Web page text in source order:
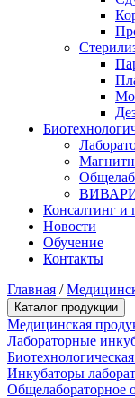
Консалтинг и
Новости
Обучение
Контакты
Главная /
Каталог продукции
Медицинская
Лабораторные
Инкубаторы
Общелабораторное